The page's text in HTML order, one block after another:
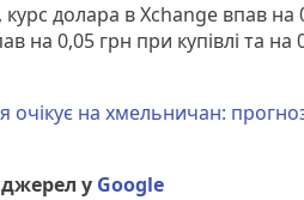
курс долара в Xchange впав на
на 0,05 грн при купівлі та на
очікує на хмельничан:
у Google